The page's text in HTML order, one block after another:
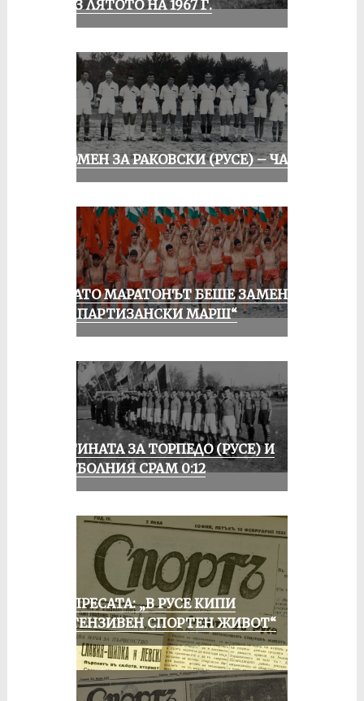
ПРЕЗ ЛЯТОТО НА 1967 Г.
СПОМЕН ЗА РАКОВСКИ (РУСЕ) – ЧАСТ I
КОГАТО МАРАТОНЪТ БЕШЕ ЗАМЕНЕН
ОТ „ПАРТИЗАНСКИ МАРШ“
ИСТИНАТА ЗА ТОРПЕДО (РУСЕ) И
ФУТБОЛНИЯ СРАМ 0:12
ОТ ПРЕСАТА: „В РУСЕ КИПИ
ИНТЕНЗИВЕН СПОРТЕН ЖИВОТ“